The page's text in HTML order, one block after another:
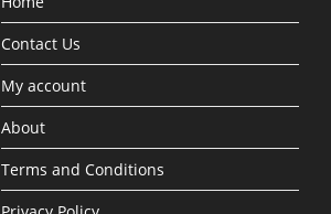
Contact Us
My account
About
Terms and Conditions